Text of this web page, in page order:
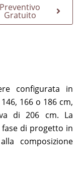
Preventivo
Gratuito
configurata in
166 o 186 cm,
di 206 cm. La
di progetto in
composizione